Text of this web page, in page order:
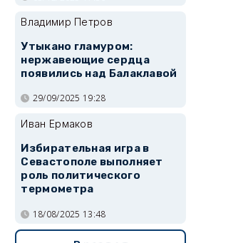
Владимир Петров
Утыкано гламуром:
нержавеющие сердца
появились над Балаклавой
29/09/2025 19:28
Иван Ермаков
Избирательная игра в
Севастополе выполняет
роль политического
термометра
18/08/2025 13:48